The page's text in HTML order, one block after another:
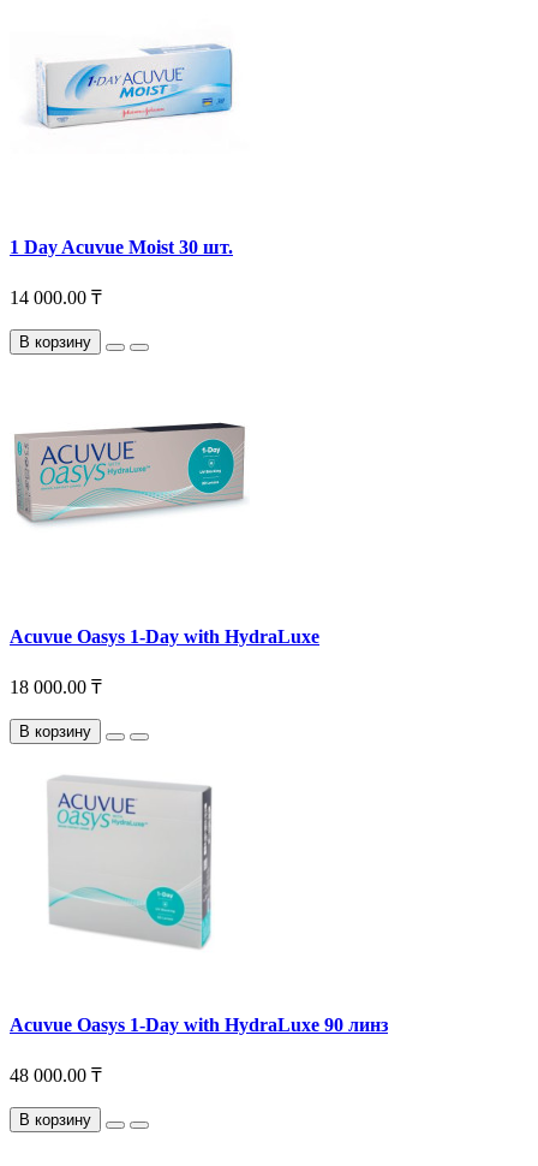
1 Day Acuvue Moist 30 шт.
14 000.00 ₸
В корзину
Acuvue Oasys 1-Day with HydraLuxe
18 000.00 ₸
В корзину
Acuvue Oasys 1-Day with HydraLuxe 90 линз
48 000.00 ₸
В корзину